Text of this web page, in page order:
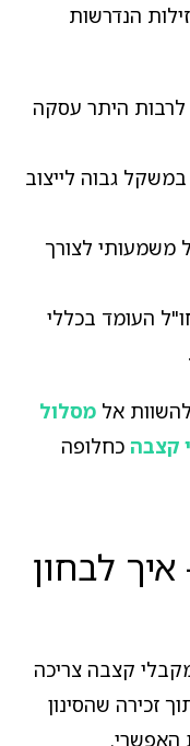
הנדרשות
לרבות היתר עסקה
גבוה לייצוב
משמעותי לצורך
העומד בכללי
להשוות אל מסלול
קצבהכחלופה
לבחון
קצבה צריכה
זכירה שהסינון
האפשרי.